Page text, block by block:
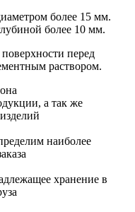
более 15 мм.
более 10 мм.
перед
раствором.
а так же
наиболее
хранение в